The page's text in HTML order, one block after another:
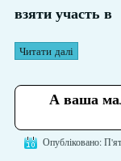
взяти участь в
Читати далі
А ваша
Опубліковано: